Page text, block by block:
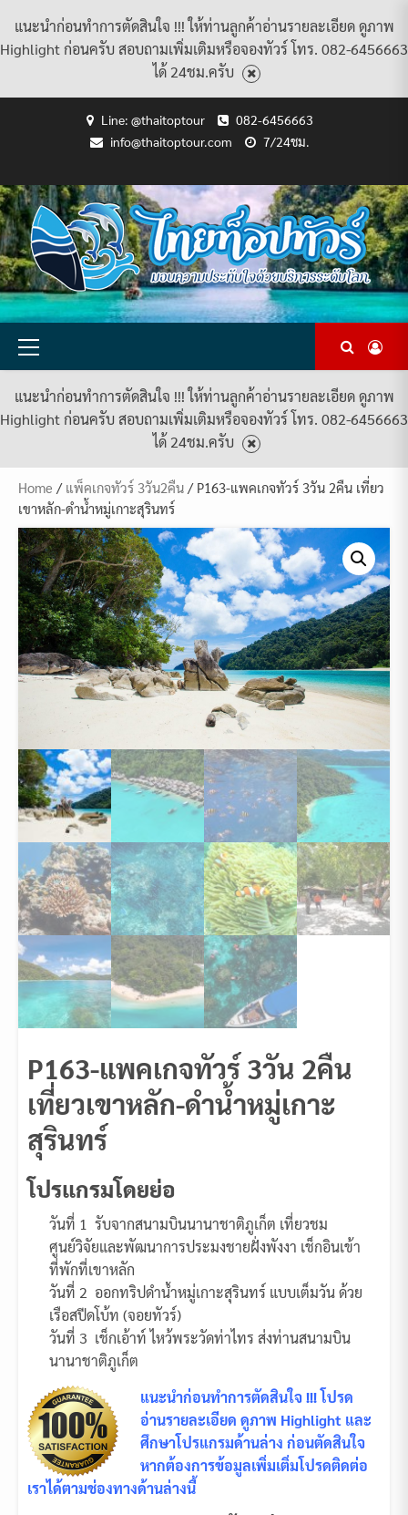
แนะนำก่อนทำการตัดสินใจ !!! ให้ท่านลูกค้าอ่านรายละเอียด ดูภาพ
Highlight ก่อนครับ สอบถามเพิ่มเติมหรือจองทัวร์ โทร. 082-6456663
ได้ 24ชม.ครับ
Line: @thaitoptour
082-6456663
info@thaitoptour.com
7/24ชม.
USACCOUNT
POLICY
AND
CONDITIONS
แพ็คเกจ
ทัวร์
ทั้งหมด
ต้อนรับ
สู่
ไทย
ท็อป
ทัวร์
กับ
เรา
ทัวร์
ทั้งหมด
Primary
แนะนำก่อนทำการตัดสินใจ !!! ให้ท่านลูกค้าอ่านรายละเอียด ดูภาพ
Highlight ก่อนครับ สอบถามเพิ่มเติมหรือจองทัวร์ โทร. 082-6456663
ได้ 24ชม.ครับ
Home / แพ็คเกจทัวร์ 3วัน2คืน / P163-แพคเกจทัวร์ 3วัน 2คืน เที่ยว
เขาหลัก-ดำน้ำหมู่เกาะสุรินทร์
P163-แพคเกจทัวร์ 3วัน 2คืน
เที่ยวเขาหลัก-ดำน้ำหมู่เกาะ
สุรินทร์
โปรแกรมโดยย่อ
วันที่ 1 รับจากสนามบินนานาชาติภูเก็ต เที่ยวชม
ศูนย์วิจัยและพัฒนาการประมงชายฝั่งพังงา เช็กอินเข้า
ที่พักที่เขาหลัก
วันที่ 2 ออกทริปดำน้ำหมู่เกาะสุรินทร์ แบบเต็มวัน ด้วย
เรือสปีดโบ้ท (จอยทัวร์)
วันที่ 3 เช็กเอ้าท์ ไหว้พระวัดท่าไทร ส่งท่านสนามบิน
นานาชาติภูเก็ต
แนะนำก่อนทำการตัดสินใจ !!! โปรด
อ่านรายละเอียด ดูภาพ Highlight และ
ศึกษาโปรแกรมด้านล่าง ก่อนตัดสินใจ
หากต้องการข้อมูลเพิ่มเติ่มโปรดติดต่อ
เราได้ตามช่องทางด้านล่างนี้